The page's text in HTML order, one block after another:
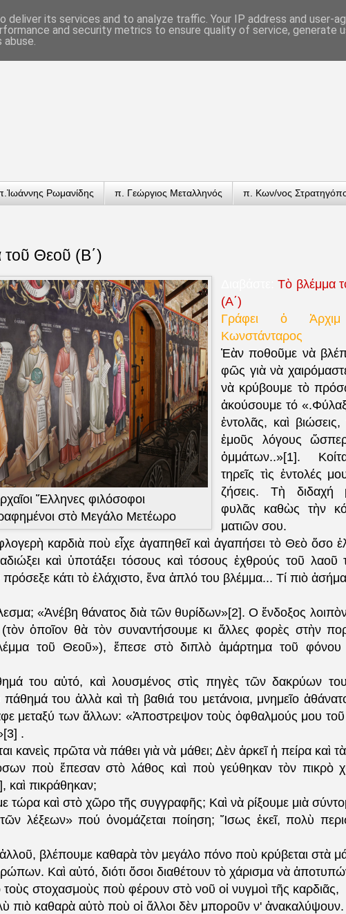
Ρωμανίδης π. Γεώργιος Μεταλληνός π. Κων/νος
Θεοῦ (B΄)
Ἕλληνες φιλόσοφοι
στὸ Μεγάλο Μετέωρο
Διαβάστε:Τὸ βλέμμα
(Α΄)
Γράφει ὁ
Κωνστάνταρος
Ἐὰν ποθοῦμε νὰ
φῶς γιὰ νὰ
νὰ κρύβουμε τὸ
ἀκούσουμε τό
ἐντολᾶς, καὶ
ἐμοῦς λόγους
ὀμμάτων..»[1].
τηρεῖς τὶς ἐντολές
ζήσεις. Τὴ
φυλᾶς καθὼς τὴν
ματιῶν σου.
καρδιὰ ποὺ εἶχε ἀγαπηθεῖ καὶ ἀγαπήσει τὸ Θεὸ ὅσο
καὶ ὑποτάξει τόσους καὶ τόσους ἐχθρούς τοῦ λαοῦ
κάτι τὸ ἐλάχιστο, ἕνα ἁπλό του βλέμμα... Τί πιὸ
«Ἀνέβη θάνατος διὰ τῶν θυρίδων»[2]. Ο ἔνδοξος λοιπὸν
ὁποῖον θὰ τὸν συναντήσουμε κι ἄλλες φορὲς στὴν
τοῦ Θεοῦ»), ἔπεσε στὸ διπλὸ ἁμάρτημα τοῦ φόνου
του αὐτό, καὶ λουσμένος στὶς πηγὲς τῶν δακρύων
του ἀλλὰ καὶ τὴ βαθιά του μετάνοια, μνημεῖο
μεταξύ των ἄλλων: «Ἀποστρεψον τοὺς ὀφθαλμούς μου τοῦ
.
κανεὶς πρῶτα νὰ πάθει γιὰ νὰ μάθει; Δὲν ἀρκεῖ ἡ πείρα καὶ
ποὺ ἔπεσαν στὸ λάθος καὶ ποὺ γεύθηκαν τὸν πικρὸ
καὶ πικράθηκαν;
τώρα καὶ στὸ χῶρο τῆς συγγραφῆς; Καὶ νὰ ρίξουμε μιὰ
λέξεων» πού ὀνομάζεται ποίηση; Ἴσως ἐκεῖ, πολὺ
βλέπουμε καθαρὰ τὸν μεγάλο πόνο ποὺ κρύβεται στὰ
Καὶ αὐτό, διότι ὅσοι διαθέτουν τὸ χάρισμα νὰ
τοὺς στοχασμοὺς ποὺ φέρουν στὸ νοῦ οἱ νυγμοὶ τῆς καρδιᾶς,
πιὸ καθαρὰ αὐτὸ ποὺ οἱ ἄλλοι δὲν μποροῦν ν' ἀνακαλύψουν.
deliver its services and to analyze traffic. Your IP address and user-
and security metrics to ensure quality of service, generate